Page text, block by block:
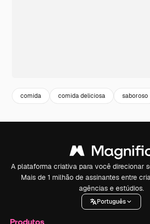
comida comida deliciosa saboroso
A plataforma criativa para você direcionar
Mais de 1 milhão de assinantes entre
agências e estúdios.
Português
Produtos